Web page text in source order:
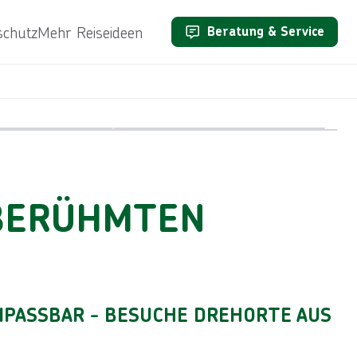
Mehr Reiseideen Beratung & Service
- BESUCHE DREHORTE AUS